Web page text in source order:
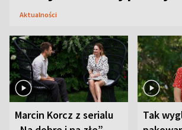
Aktualności
Marcin Korcz z serialu
Tak